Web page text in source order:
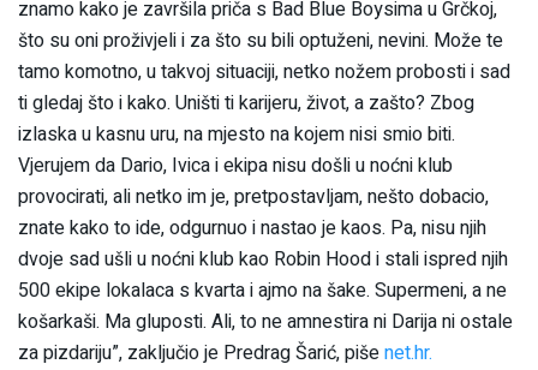
znamo kako je završila priča s Bad Blue Boysima u Grčkoj,
što su oni proživjeli i za što su bili optuženi, nevini. Može te
tamo komotno, u takvoj situaciji, netko nožem probosti i sad
ti gledaj što i kako. Uništi ti karijeru, život, a zašto? Zbog
izlaska u kasnu uru, na mjesto na kojem nisi smio biti.
Vjerujem da Dario, Ivica i ekipa nisu došli u noćni klub
provocirati, ali netko im je, pretpostavljam, nešto dobacio,
znate kako to ide, odgurnuo i nastao je kaos. Pa, nisu njih
dvoje sad ušli u noćni klub kao Robin Hood i stali ispred njih
500 ekipe lokalaca s kvarta i ajmo na šake. Supermeni, a ne
košarkaši. Ma gluposti. Ali, to ne amnestira ni Darija ni ostale
za pizdariju”, zaključio je Predrag Šarić, pišenet.hr.